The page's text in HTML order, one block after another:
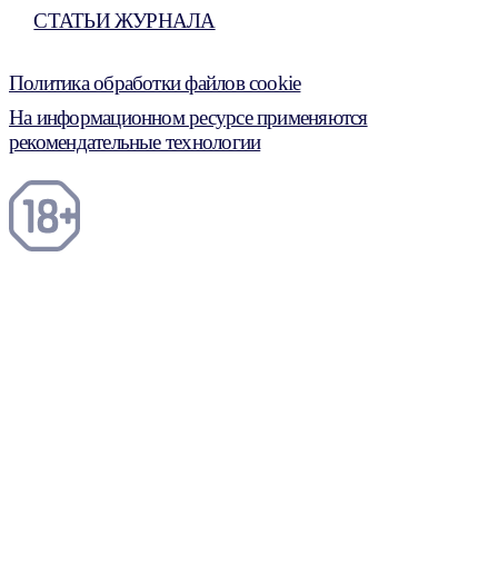
СТАТЬИ ЖУРНАЛА
Политика обработки файлов cookie
На информационном ресурсе применяются
рекомендательные технологии